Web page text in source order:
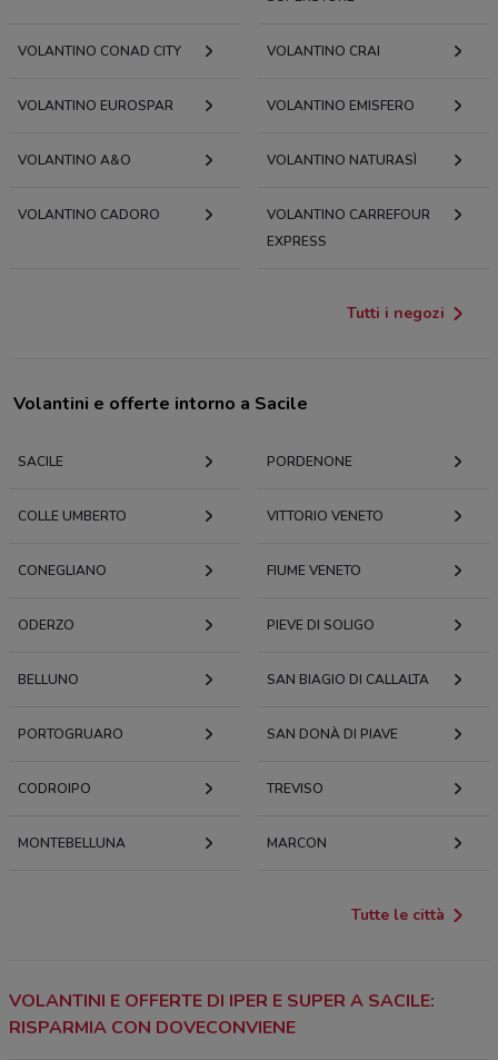
VOLANTINO CONAD CITY VOLANTINO CRAI
VOLANTINO EUROSPAR VOLANTINO EMISFERO
VOLANTINO A&O VOLANTINO NATURASÌ
VOLANTINO CADORO
VOLANTINO CARREFOUR
EXPRESS
Tutti i negozi
Volantini e offerte intorno a Sacile
SACILE PORDENONE
COLLE UMBERTO VITTORIO VENETO
CONEGLIANO FIUME VENETO
ODERZO PIEVE DI SOLIGO
BELLUNO SAN BIAGIO DI CALLALTA
PORTOGRUARO SAN DONÀ DI PIAVE
CODROIPO TREVISO
MONTEBELLUNA MARCON
Tutte le città
VOLANTINI E OFFERTE DI IPER E SUPER A SACILE:
RISPARMIA CON DOVECONVIENE